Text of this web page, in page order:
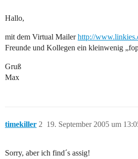
Hallo,
mit dem Virtual Mailerhttp://
Freunde und Kollegen ein kleinwenig
Gruß
Max
timekiller 19. September 2005 um
2
Sorry, aber ich find´s assig!